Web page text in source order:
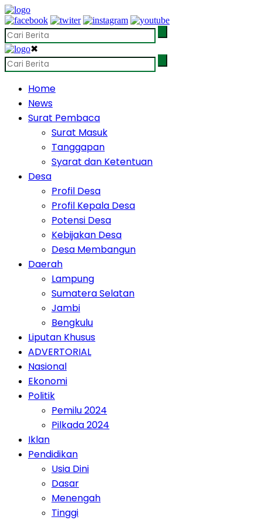
✖
Home
News
Surat Pembaca
Surat Masuk
Tanggapan
Syarat dan Ketentuan
Desa
Profil Desa
Profil Kepala Desa
Potensi Desa
Kebijakan Desa
Desa Membangun
Daerah
Lampung
Sumatera Selatan
Jambi
Bengkulu
Liputan Khusus
ADVERTORIAL
Nasional
Ekonomi
Politik
Pemilu 2024
Pilkada 2024
Iklan
Pendidikan
Usia Dini
Dasar
Menengah
Tinggi